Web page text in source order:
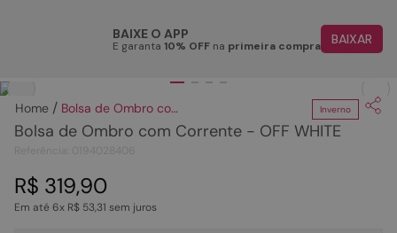
BAIXE O APP
E garanta 10% OFF na primeira compra BAIXAR
Bolsa de Ombro com Corrente - OFF WHITE Inverno
Bolsa de Ombro com Corrente - OFF WHITE
R$ 319,90
Em até6x R$ 53,31 sem juros
papete
2º
tenis
4º
rasteira